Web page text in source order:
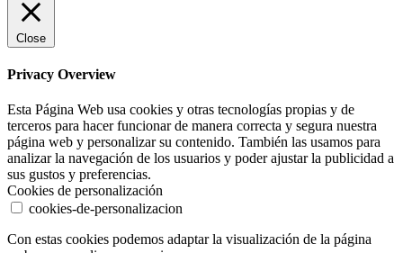
Close
Privacy Overview
Esta Página Web usa cookies y otras tecnologías propias y de
terceros para hacer funcionar de manera correcta y segura nuestra
página web y personalizar su contenido. También las usamos para
analizar la navegación de los usuarios y poder ajustar la publicidad a
sus gustos y preferencias.
Cookies de personalización
cookies-de-personalizacion
Con estas cookies podemos adaptar la visualización de la página